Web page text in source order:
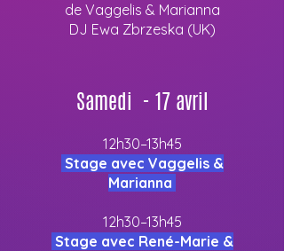
de Vaggelis & Marianna
DJ Ewa Zbrzeska (UK)
Samedi - 17 avril
12h30–13h45
Stage avec Vaggelis &
Marianna
12h30–13h45
Stage avec René-Marie &